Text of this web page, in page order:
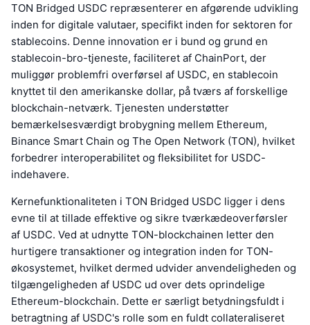
TON Bridged USDC repræsenterer en afgørende udvikling
inden for digitale valutaer, specifikt inden for sektoren for
stablecoins. Denne innovation er i bund og grund en
stablecoin-bro-tjeneste, faciliteret af ChainPort, der
muliggør problemfri overførsel af USDC, en stablecoin
knyttet til den amerikanske dollar, på tværs af forskellige
blockchain-netværk. Tjenesten understøtter
bemærkelsesværdigt brobygning mellem Ethereum,
Binance Smart Chain og The Open Network (TON), hvilket
forbedrer interoperabilitet og fleksibilitet for USDC-
indehavere.
Kernefunktionaliteten i TON Bridged USDC ligger i dens
evne til at tillade effektive og sikre tværkædeoverførsler
af USDC. Ved at udnytte TON-blockchainen letter den
hurtigere transaktioner og integration inden for TON-
økosystemet, hvilket dermed udvider anvendeligheden og
tilgængeligheden af USDC ud over dets oprindelige
Ethereum-blockchain. Dette er særligt betydningsfuldt i
betragtning af USDC's rolle som en fuldt collateraliseret